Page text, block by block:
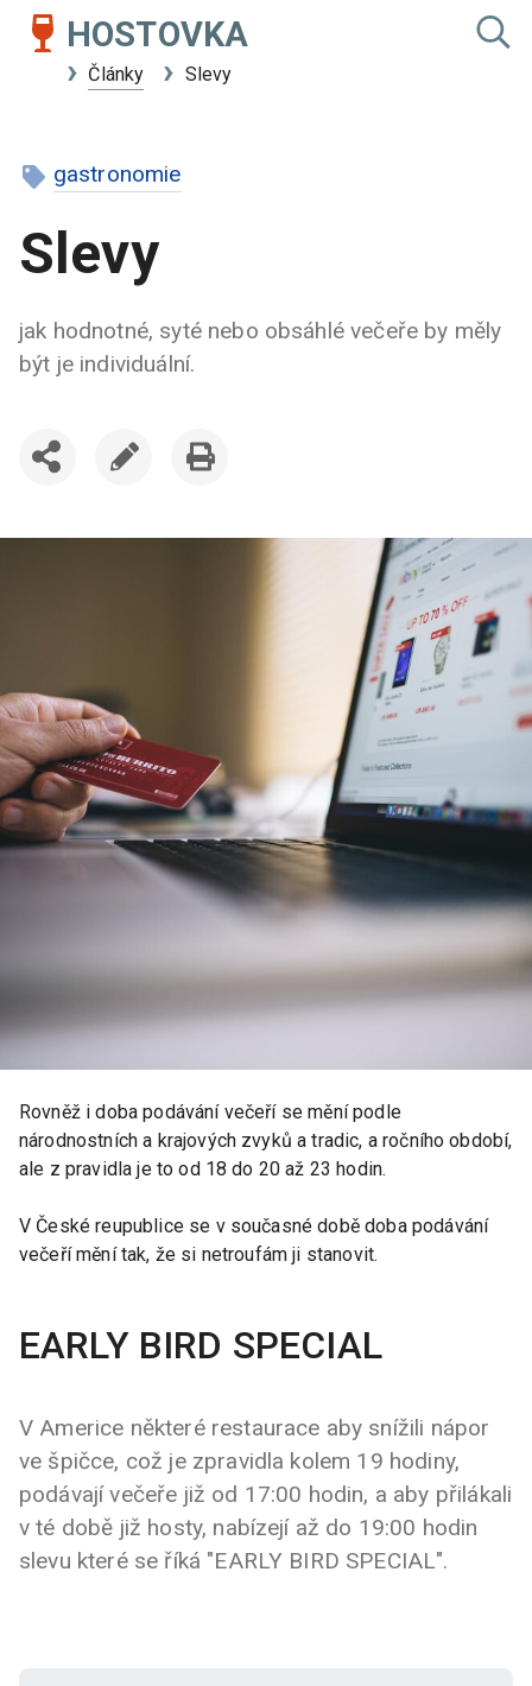
HOSTOVKA
Články Slevy
gastronomie
Slevy
jak hodnotné, syté nebo obsáhlé večeře by měly
být je individuální.
Rovněž i doba podávání večeří se mění podle
národnostních a krajových zvyků a tradic, a ročního období,
ale z pravidla je to od 18 do 20 až 23 hodin.
V České reupublice se v současné době doba podávání
večeří mění tak, že si netroufám ji stanovit.
EARLY BIRD SPECIAL
V Americe některé restaurace aby snížili nápor
ve špičce, což je zpravidla kolem 19 hodiny,
podávají večeře již od 17:00 hodin, a aby přilákali
v té době již hosty, nabízejí až do 19:00 hodin
slevu které se říká "EARLY BIRD SPECIAL".